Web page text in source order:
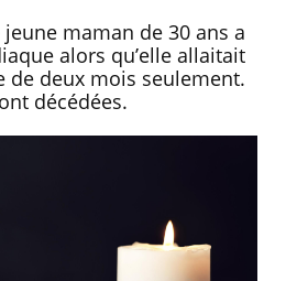
maman de 30 ans a
alors qu’elle allaitait
de deux mois seulement.
décédées.